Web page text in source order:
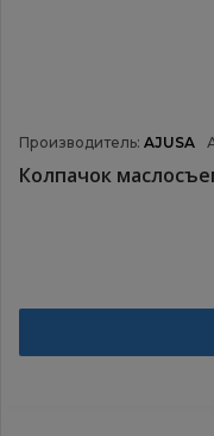
Производитель: AJUSA
Колпачок